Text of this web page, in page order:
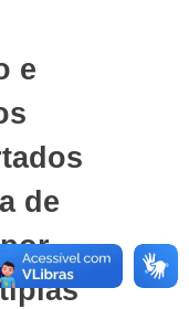
e
de